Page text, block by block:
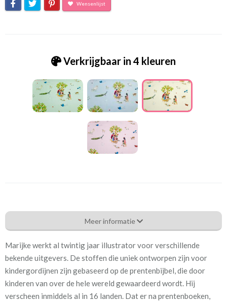
Wensenlijst
Verkrijgbaar in 4 kleuren
Mtc_[F-11] Jesus the good shepherd ecru
Eigenschappen gordijnstof
Artikelnummer
shepherd ecru
Patroon: 64 cm
Meer informatie
Marijke werkt al twintig jaar illustrator voor verschillende
bekende uitgevers. De stoffen die uniek ontworpen zijn voor
kindergordijnen zijn gebaseerd op de prentenbijbel, die door
kinderen van over de hele wereld gewaardeerd wordt. Hij
verscheen inmiddels al in 16 landen. Dat er na prentenboeken,